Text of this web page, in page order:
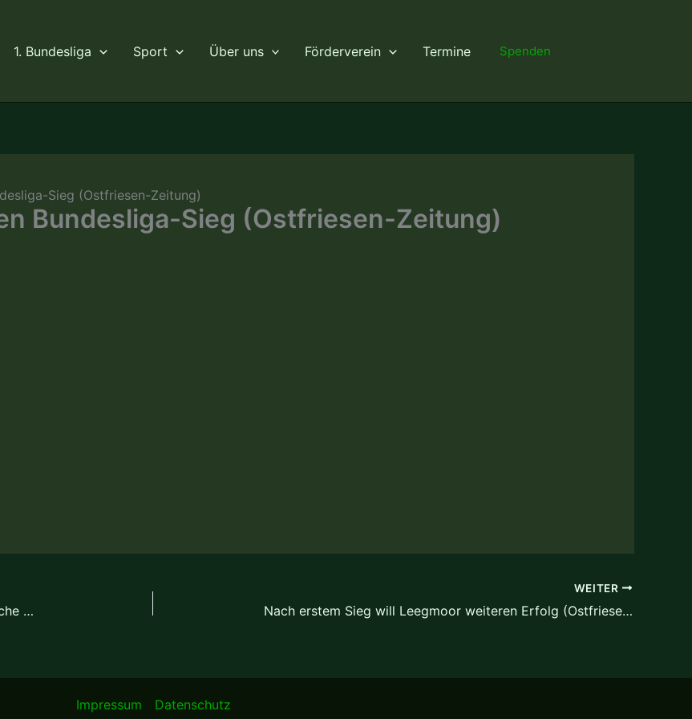
1. Bundesliga Sport Über uns Förderverein Termine Spenden
Sieg (Ostfriesen-Zeitung)
Bundesliga-Sieg (Ostfriesen-Zeitung)
Erster Sieg für Leegmoorer Sportschützen (Ostfriesische Nachrichten)
WEITER
Nach erstem Sieg will Leegmoor weiteren Erfolg (Ostfriesen-Zeitung)
Impressum Datenschutz